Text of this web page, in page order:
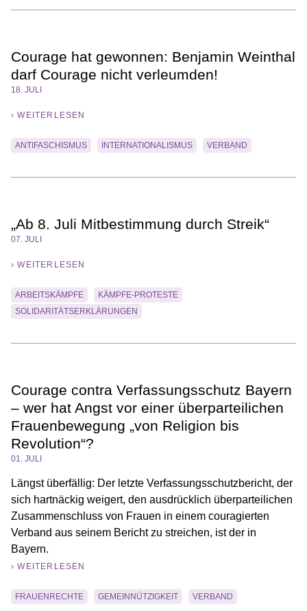
Courage hat gewonnen: Benjamin Weinthal
darf Courage nicht verleumden!
18. JULI
› WEITERLESEN
ANTIFASCHISMUS INTERNATIONALISMUS VERBAND
„Ab 8. Juli Mitbestimmung durch Streik“
07. JULI
› WEITERLESEN
ARBEITSKÄMPFE
KÄMPFE-PROTESTE
SOLIDARITÄTSERKLÄRUNGEN
Courage contra Verfassungsschutz Bayern
– wer hat Angst vor einer überparteilichen
Frauenbewegung „von Religion bis
Revolution“?
01. JULI
Längst überfällig: Der letzte Verfassungsschutzbericht, der
sich hartnäckig weigert, den ausdrücklich überparteilichen
Zusammenschluss von Frauen in einem couragierten
Verband aus seinem Bericht zu streichen, ist der in
Bayern.
› WEITERLESEN
FRAUENRECHTE GEMEINNÜTZIGKEIT VERBAND